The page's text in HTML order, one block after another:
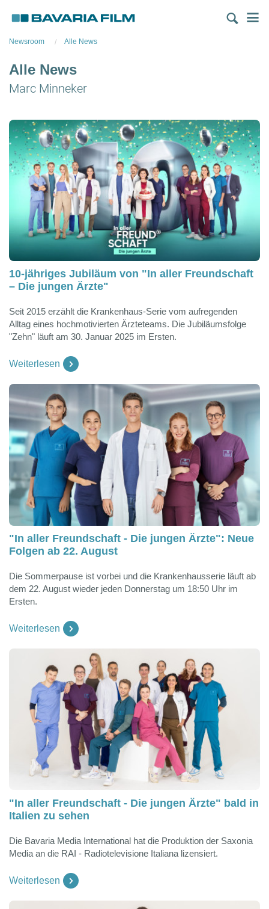
zum
Inhalt
Newsroom Alle News
Alle News
Marc Minneker
10-jähriges Jubiläum von "In aller Freundschaft
– Die jungen Ärzte"
Seit 2015 erzählt die Krankenhaus-Serie vom aufregenden
Alltag eines hochmotivierten Ärzteteams. Die Jubiläumsfolge
"Zehn" läuft am 30. Januar 2025 im Ersten.
Weiterlesen
"In aller Freundschaft - Die jungen Ärzte": Neue
Folgen ab 22. August
Die Sommerpause ist vorbei und die Krankenhausserie läuft ab
dem 22. August wieder jeden Donnerstag um 18:50 Uhr im
Ersten.
Weiterlesen
"In aller Freundschaft - Die jungen Ärzte" bald in
Italien zu sehen
Die Bavaria Media International hat die Produktion der Saxonia
Media an die RAI - Radiotelevisione Italiana lizensiert.
Weiterlesen